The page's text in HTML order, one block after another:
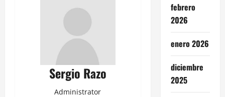
Sergio Razo
Administrator
febrero
2026
enero 2026
diciembre
2025